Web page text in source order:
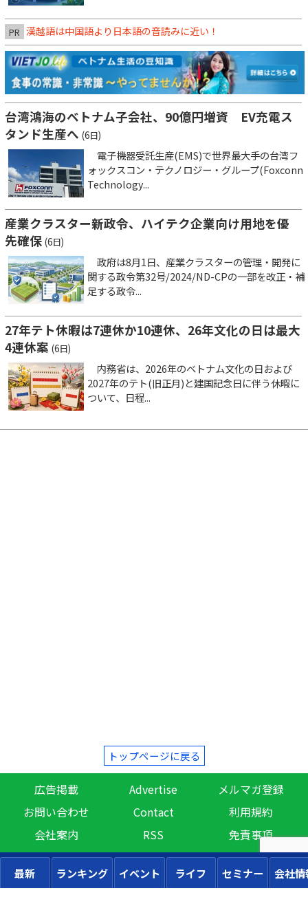
PR 漢越語は中国語より日本語の音読みに近い！
台湾鴻海のベトナム子会社、90億円増資 EV充電ス
タンド生産へ (6日)
電子機器受託生産(EMS)で世界最大手の台湾フ
ォックスコン・テクノロジー・グループ(Foxconn
Technology...
産業クラスター新政令、ハイテク企業向け用地を優
先確保 (6日)
政府は8月1日、産業クラスターの管理・開発に
関する政令第32号/2024/ND-CPの一部を改正・補
足する政令...
27年テト休暇は7連休か10連休、26年文化の日は最大
4連休案 (6日)
内務省は、2026年のベトナム文化の日および
2027年のテト(旧正月)と建国記念日に伴う休暇に
ついて、日程...
トップページに戻る
広告掲載 Advertise
メルマガ登録
お問い合わせ
Contact
利用規約
会社案内
RSS 免責事項
最新 ランキング イベント ライフ セミナー 会社